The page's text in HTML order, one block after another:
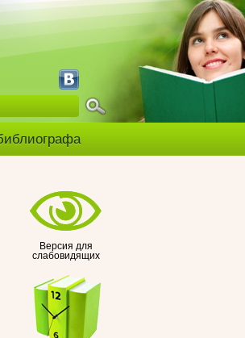
Версия для
слабовидящих